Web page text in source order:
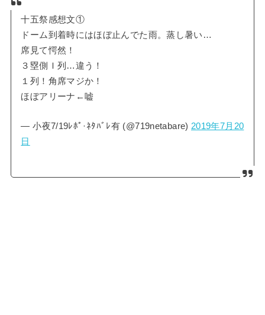
十五祭感想文①
ドーム到着時にはほぼ止んでた雨。蒸し暑い…
席見て愕然！
３塁側Ｉ列…違う！
１列！角席マジか！
ほぼアリーナ←嘘
— 小夜7/19ﾚﾎﾟ·ﾈﾀﾊﾞﾚ有 (@719netabare) 2019年7月20
日